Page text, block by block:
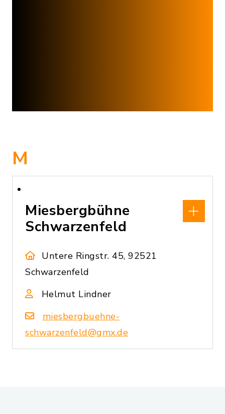
M
Miesbergbühne
Schwarzenfeld
Untere Ringstr. 45, 92521
Schwarzenfeld
Helmut Lindner
miesbergbuehne-
schwarzenfeld@gmx.de